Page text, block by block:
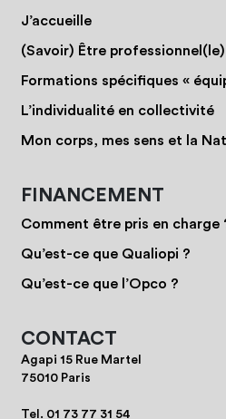
J’accueille
(Savoir) Être
Formations spécifiques «
L’individualité en collectivité
Mon corps, mes sens et la
FINANCEMENT
Comment être pris en charge
Qu’est-ce que Qualiopi ?
Qu’est-ce que l’Opco ?
CONTACT
Agapi 15 Rue Martel
75010 Paris
Tel. 01 73 77 31 54